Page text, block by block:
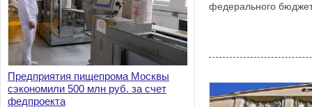
Предприятия пищепрома Москвы
сэкономили 500 млн руб. за счет
федпроекта
федерального